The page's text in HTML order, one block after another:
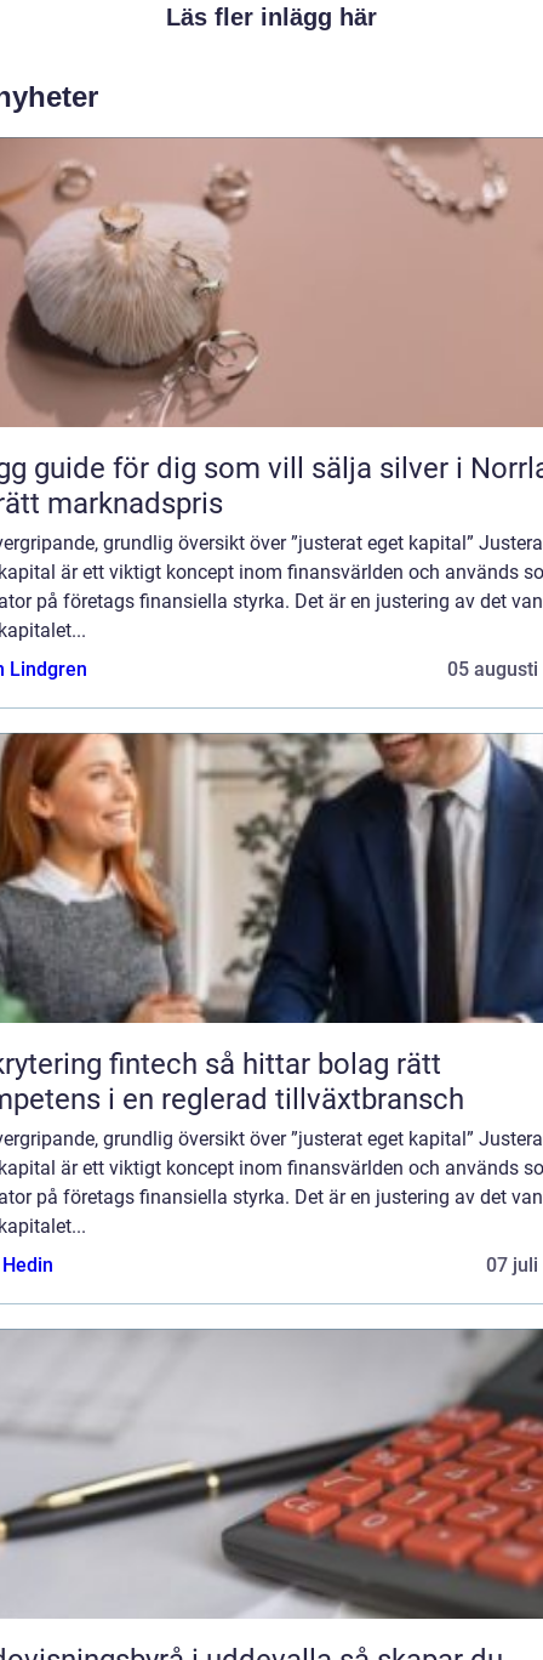
Läs fler inlägg här
guide för dig som vill sälja silver i
marknadspris
grundlig översikt över ”justerat eget kapital”
är ett viktigt koncept inom finansvärlden och används
på företags finansiella styrka. Det är en justering av det
Lindgren
05 augusti
fintech så hittar bolag rätt
i en reglerad tillväxtbransch
grundlig översikt över ”justerat eget kapital”
är ett viktigt koncept inom finansvärlden och används
på företags finansiella styrka. Det är en justering av det
07 juli